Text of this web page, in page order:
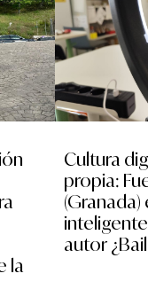
la
Cultura
propia:
(Granada)
autor